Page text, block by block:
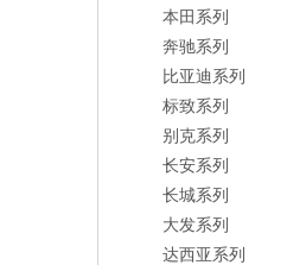
本田系列
奔驰系列
比亚迪系列
标致系列
别克系列
长安系列
长城系列
大发系列
达西亚系列